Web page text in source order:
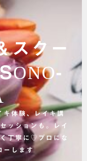
スクー
キ体験、レイキ講
ッションも。レイ
丁寧に♡プロにな
ーします